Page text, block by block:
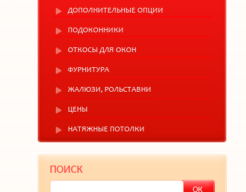
ДОПОЛНИТЕЛЬНЫЕ ОПЦИИ
ПОДОКОННИКИ
ОТКОСЫ ДЛЯ ОКОН
ФУРНИТУРА
ЖАЛЮЗИ, РОЛЬСТАВНИ
ЦЕНЫ
НАТЯЖНЫЕ ПОТОЛКИ
ПОИСК